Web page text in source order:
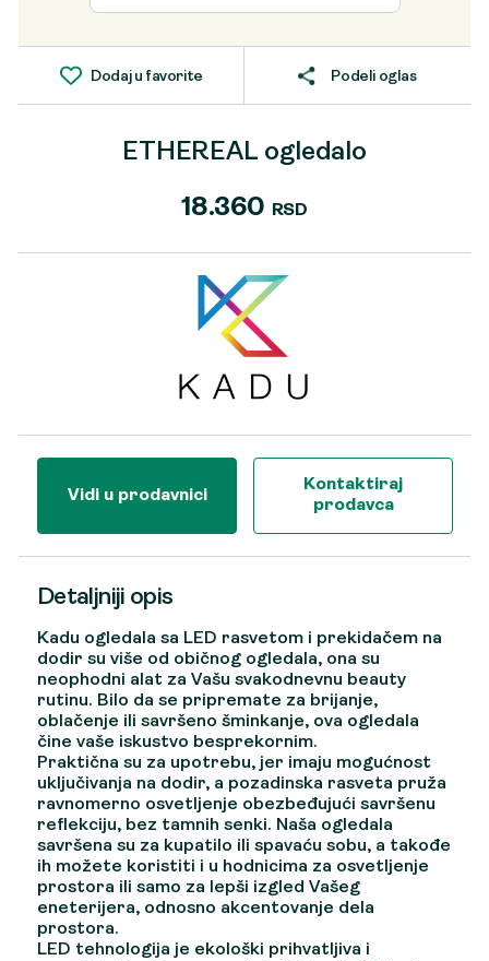
Dodaj u favorite Podeli oglas
ETHEREAL ogledalo
18.360 RSD
Vidi u prodavnici
Kontaktiraj
prodavca
Detaljniji opis
Kadu ogledala sa LED rasvetom i prekidačem na
dodir su više od običnog ogledala, ona su
neophodni alat za Vašu svakodnevnu beauty
rutinu. Bilo da se pripremate za brijanje,
oblačenje ili savršeno šminkanje, ova ogledala
čine vaše iskustvo besprekornim.
Praktična su za upotrebu, jer imaju mogućnost
uključivanja na dodir, a pozadinska rasveta pruža
ravnomerno osvetljenje obezbeđujući savršenu
reflekciju, bez tamnih senki. Naša ogledala
savršena su za kupatilo ili spavaću sobu, a takođe
ih možete koristiti i u hodnicima za osvetljenje
prostora ili samo za lepši izgled Vašeg
eneterijera, odnosno akcentovanje dela
prostora.
LED tehnologija je ekološki prihvatljiva i